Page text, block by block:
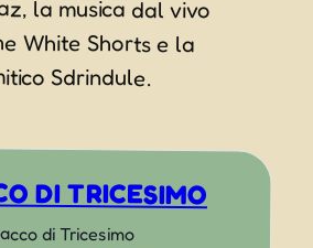
Sdrindule.
DI TRICESIMO
di Tricesimo